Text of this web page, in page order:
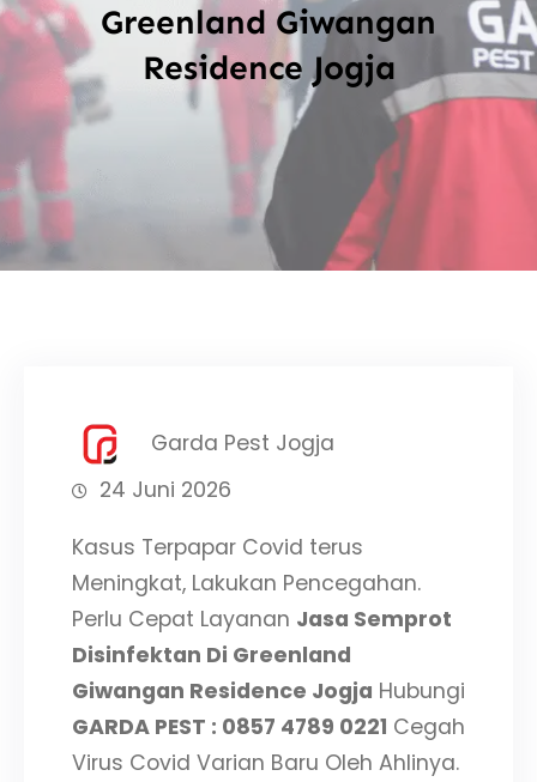
Greenland Giwangan
Residence Jogja
Garda Pest Jogja
24 Juni 2026
Kasus Terpapar Covid terus
Meningkat, Lakukan Pencegahan.
Perlu Cepat Layanan Jasa Semprot
Disinfektan Di Greenland
Giwangan Residence Jogja Hubungi
GARDA PEST : 0857 4789 0221 Cegah
Virus Covid Varian Baru Oleh Ahlinya.